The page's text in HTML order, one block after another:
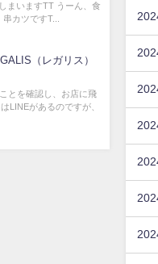
まいますTT うーん、食
カツですT...
（レガリス）
とを確認し、お店に飛
LINEがあるのですが、